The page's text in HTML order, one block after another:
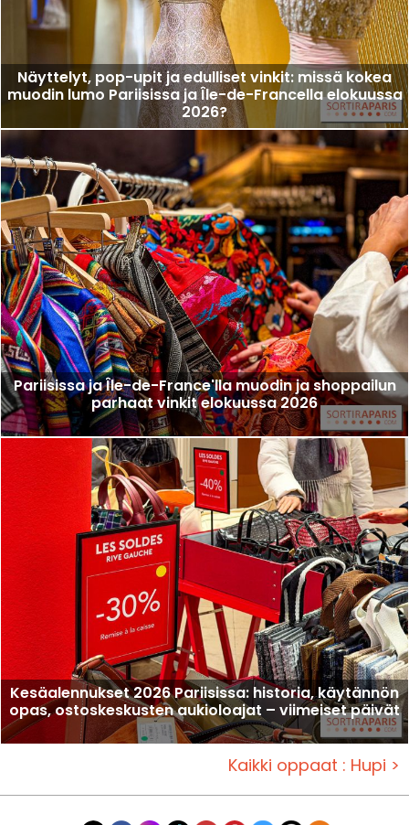
Näyttelyt, pop-upit ja edulliset vinkit: missä kokea
muodin lumo Pariisissa ja Île-de-Francella elokuussa
2026?
Pariisissa ja Île-de-France'lla muodin ja shoppailun
parhaat vinkit elokuussa 2026
Kesäalennukset 2026 Pariisissa: historia, käytännön
opas, ostoskeskusten aukioloajat – viimeiset päivät
Kaikki oppaat : Hupi >